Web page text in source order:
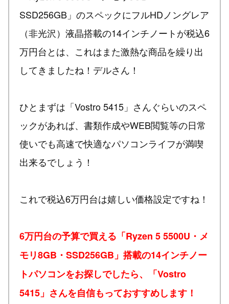
SSD256GB」のスペックにフルHDノングレア
（非光沢）液晶搭載の14インチノートが税込6
万円台とは、これはまた激熱な商品を繰り出
してきましたね！デルさん！
ひとまずは「Vostro 5415」さんぐらいのスペ
ックがあれば、書類作成やWEB閲覧等の日常
使いでも高速で快適なパソコンライフが満喫
出来るでしょう！
これで税込6万円台は嬉しい価格設定ですね！
6万円台の予算で買える「Ryzen 5 5500U・メ
モリ8GB・SSD256GB」搭載の14インチノー
トパソコンをお探しでしたら、「Vostro
5415」さんを自信もっておすすめします！